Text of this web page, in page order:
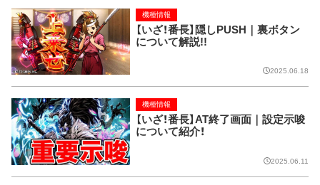
【いざ！番長】隠しPUSH｜裏ボタン
について解説!!
機種情報
2025.06.18
【いざ！番長】AT終了画面｜設定示唆
について紹介！
機種情報
2025.06.11